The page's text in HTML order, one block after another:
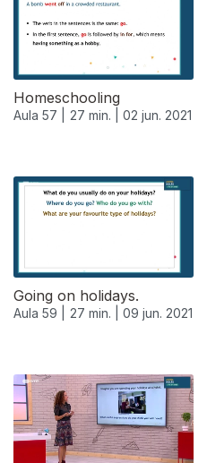
Homeschooling
Aula 57 | 27 min. | 02 jun. 2021
Going on holidays.
Aula 59 | 27 min. | 09 jun. 2021
550986